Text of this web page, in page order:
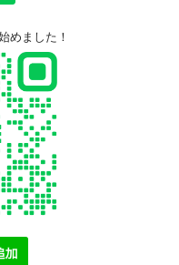
めました！